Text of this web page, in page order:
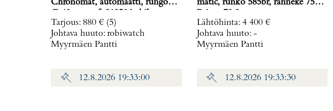
Chronomat, automaatti, rungon
pituus 160mm, nupista pala
irronnut, hihnan kiinnitys löysä,
laatikko, Paino: 0 g
Tarjous: 880 € (5)
Johtava huuto: robiwatch
Myyrmäen Pantti
matic, runko 585br, ranneke 750,
Lähtöhinta: 4 400 €
Johtava huuto: -
Myyrmäen Pantti
12.8.2026 19:33:00 12.8.2026 19:33:30